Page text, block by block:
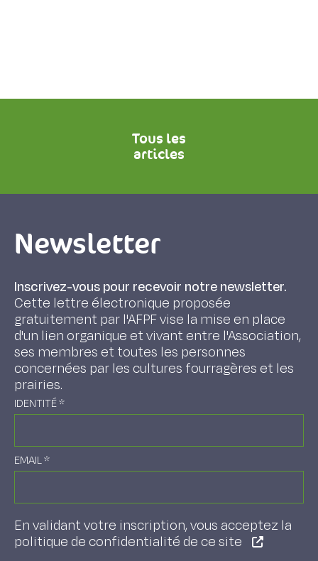
Tous les
articles
Newsletter
Inscrivez-vous pour recevoir notre newsletter.
Cette lettre électronique proposée
gratuitement par l'AFPF vise la mise en place
d'un lien organique et vivant entre l'Association,
ses membres et toutes les personnes
concernées par les cultures fourragères et les
prairies.
IDENTITÉ*
EMAIL*
En validant votre inscription, vous acceptez la
politique de confidentialité de ce site